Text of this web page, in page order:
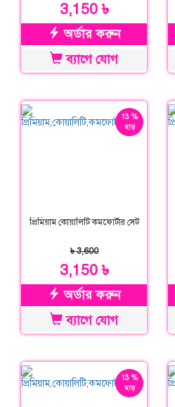
3,150 ৳
অর্ডার করুন
ব্যাগে যোগ
13 %
ছাড়
প্রিমিয়াম কোয়ালিটি কমফোর্টার সেট
৳ 3,600
3,150 ৳
অর্ডার করুন
ব্যাগে যোগ
13 %
ছাড়